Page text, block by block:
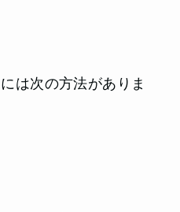
は次の方法がありま